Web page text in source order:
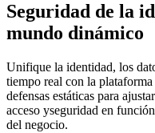
Seguridad de la
mundo dinámico
Unifique la identidad, los
tiempo real con la
defensas estáticas para
acceso yseguridad en
del negocio.